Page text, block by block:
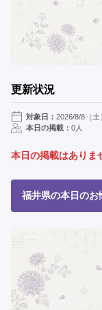
更新状況
対象日： 2026/8/8（土
本日の掲載： 0人
本日の掲載はありま
福井県の本日のお